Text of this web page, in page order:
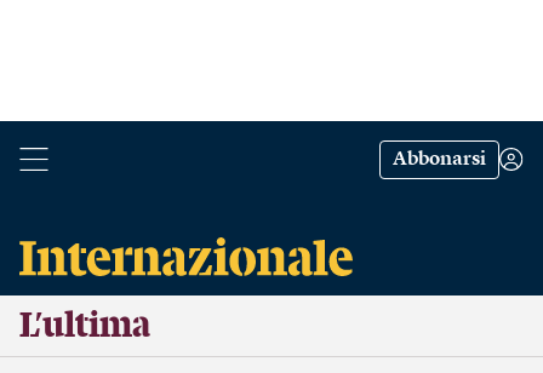
Abbonarsi
L’ultima